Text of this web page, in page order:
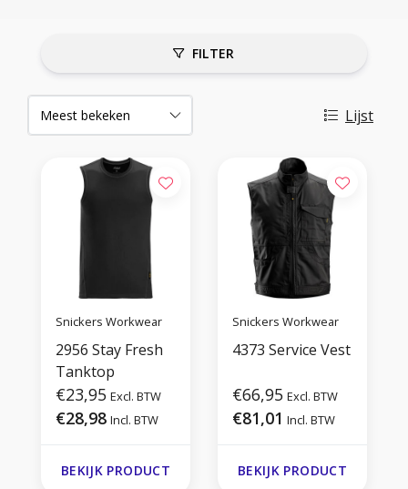
FILTER
Lijst
Snickers Workwear
2956 Stay Fresh
Tanktop
€23,95 Excl. BTW
€28,98 Incl. BTW
BEKIJK PRODUCT
Snickers Workwear
4373 Service Vest
€66,95 Excl. BTW
€81,01 Incl. BTW
BEKIJK PRODUCT